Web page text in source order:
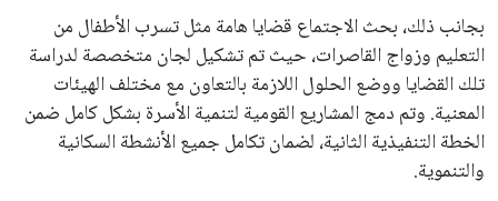
بجانب ذلك، بحث الاجتماع قضايا هامة مثل تسرب الأطفال من
التعليم وزواج القاصرات، حيث تم تشكيل لجان متخصصة لدراسة
تلك القضايا ووضع الحلول اللازمة بالتعاون مع مختلف الهيئات
المعنية. وتم دمج المشاريع القومية لتنمية الأسرة بشكل كامل ضمن
الخطة التنفيذية الثانية، لضمان تكامل جميع الأنشطة السكانية
والتنموية.